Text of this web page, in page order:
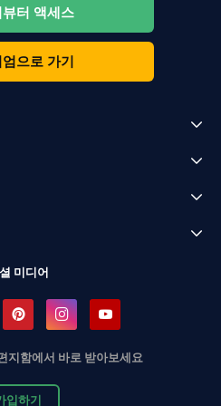
터 액세스
으로 가기
미디어
지함에서 바로 받아보세요
입하기